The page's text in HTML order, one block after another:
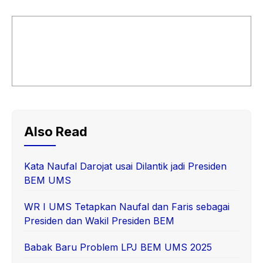
Also Read
Kata Naufal Darojat usai Dilantik jadi Presiden
BEM UMS
WR I UMS Tetapkan Naufal dan Faris sebagai
Presiden dan Wakil Presiden BEM
Babak Baru Problem LPJ BEM UMS 2025